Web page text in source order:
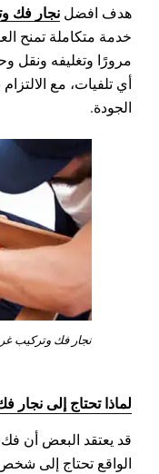
هدف افضل نجار فك
خدمة متكاملة تمنح
مرورًا وتغليفه ونقل
أي تلفيات، مع
الجودة.
نجار فك وتركيب
لماذا تحتاج إلى
قد يعتقد البعض أن
الواقع تحتاج إلى